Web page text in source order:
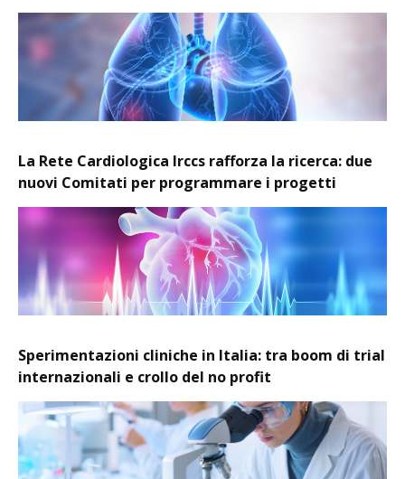
La Rete Cardiologica Irccs rafforza la ricerca: due
nuovi Comitati per programmare i progetti
Sperimentazioni cliniche in Italia: tra boom di trial
internazionali e crollo del no profit